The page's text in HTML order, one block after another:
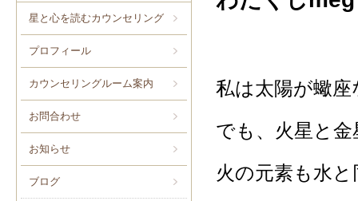
星と心を読むカウンセリング
プロフィール
カウンセリングルーム案内
お問合わせ
お知らせ
ブログ
私は太陽が蠍
でも、火星と
火の元素も水